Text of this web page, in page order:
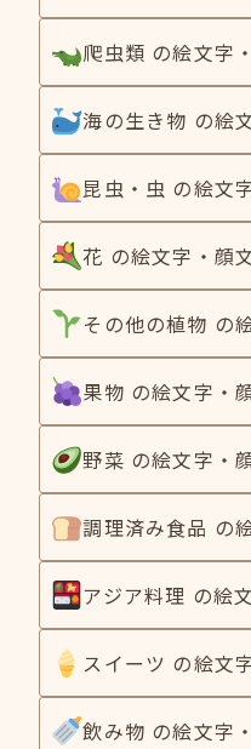
爬虫類 の絵文字
海の生き物 の絵
昆虫・虫 の絵文
花 の絵文字・顔
その他の植物 の
果物 の絵文字・
野菜 の絵文字・
調理済み食品 の
アジア料理 の絵
スイーツ の絵文
飲み物 の絵文字